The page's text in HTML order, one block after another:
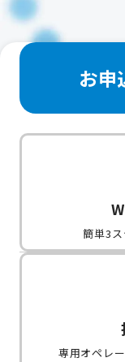
お申
簡単3
専用オペレ